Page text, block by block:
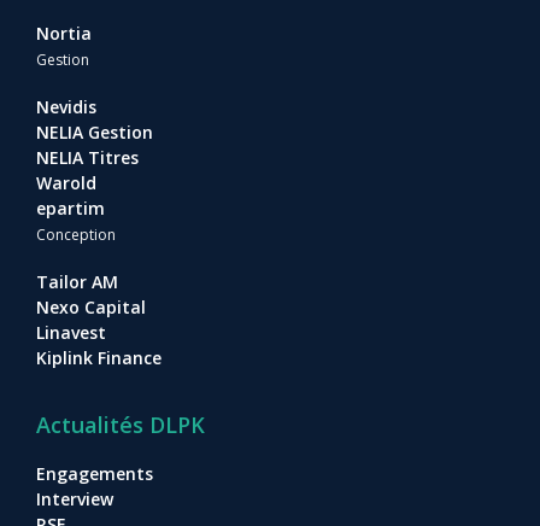
Nortia
Gestion
Nevidis
NELIA Gestion
NELIA Titres
Warold
epartim
Conception
Tailor AM
Nexo Capital
Linavest
Kiplink Finance
Actualités DLPK
Engagements
Interview